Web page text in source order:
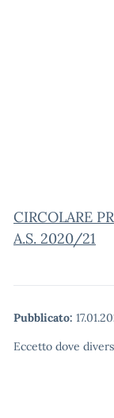
CIRCOLARE
A.S. 2020/21
Pubblicato:
Eccetto dove